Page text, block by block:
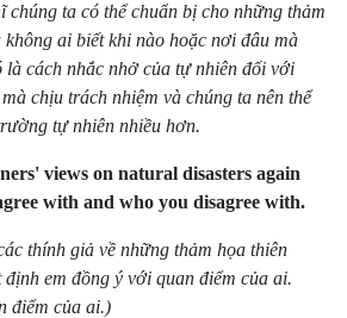
chúng ta có thể chuẩn bị cho những thảm
ai biết khi nào hoặc nơi đâu mà
là cách nhắc nhở của tự nhiên đối với
chịu trách nhiệm và chúng ta nên thể
tự nhiên nhiều hơn.
views on natural disasters again
with and who you disagree with.
thính giả về những thảm họa thiên
em đồng ý với quan điểm của ai.
điểm của ai.)